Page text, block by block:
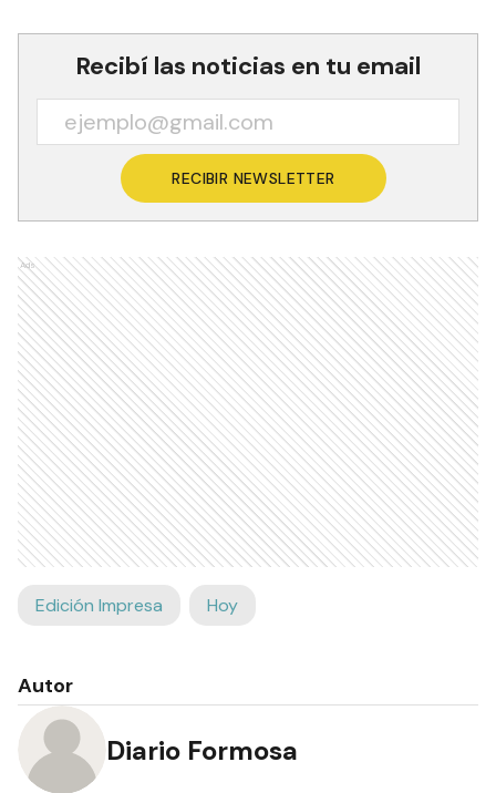
Recibí las noticias en tu email
RECIBIR NEWSLETTER
Ads
Edición Impresa Hoy
Autor
Diario Formosa